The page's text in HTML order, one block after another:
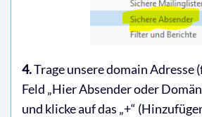
4.Trage unsere domain Adresse
Feld „Hier Absender oder
und klicke auf das „+“